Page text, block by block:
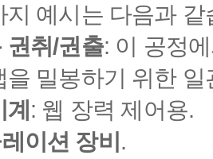
지 예시는 다음과 같
권취/권출: 이 공정
을 밀봉하기 위한
: 웹 장력 제어용.
이션 장비 .